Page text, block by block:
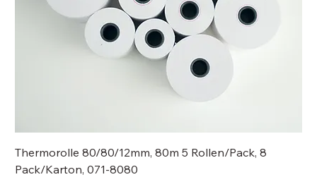
Thermorolle 80/80/12mm, 80m 5 Rollen/Pack, 8
Pack/Karton, 071-8080